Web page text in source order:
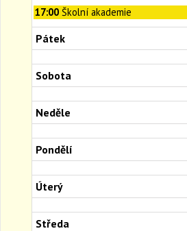
Čtvrtek,
Červen
11th
2026
17:00 Školní akademie
Pátek
Sobota
Neděle
Pondělí
Úterý
Středa